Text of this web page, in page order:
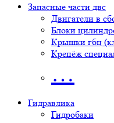
Запасные части двс
Двигатели в
Блоки
Крышки гбц
Крепёж
…
Гидравлика
Гидробаки